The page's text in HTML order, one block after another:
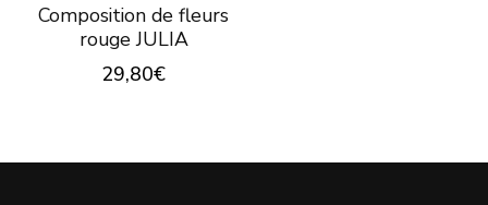
Composition de fleurs
rouge JULIA
29,80€